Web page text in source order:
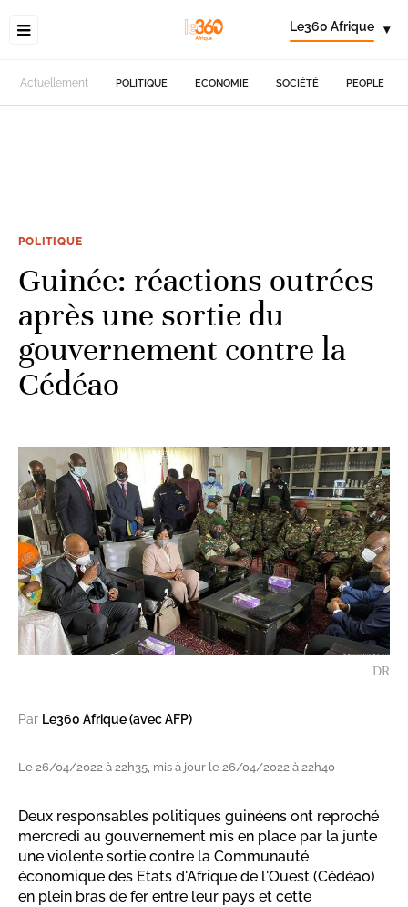
Le360 Afrique ▾
Actuellement POLITIQUE ECONOMIE SOCIÉTÉ PEOPLE
POLITIQUE
Guinée: réactions outrées
après une sortie du
gouvernement contre la
Cédéao
DR
Par Le360 Afrique (avec AFP)
Le 26/04/2022 à 22h35, mis à jour le 26/04/2022 à 22h40
Deux responsables politiques guinéens ont reproché
mercredi au gouvernement mis en place par la junte
une violente sortie contre la Communauté
économique des Etats d'Afrique de l'Ouest (Cédéao)
en plein bras de fer entre leur pays et cette